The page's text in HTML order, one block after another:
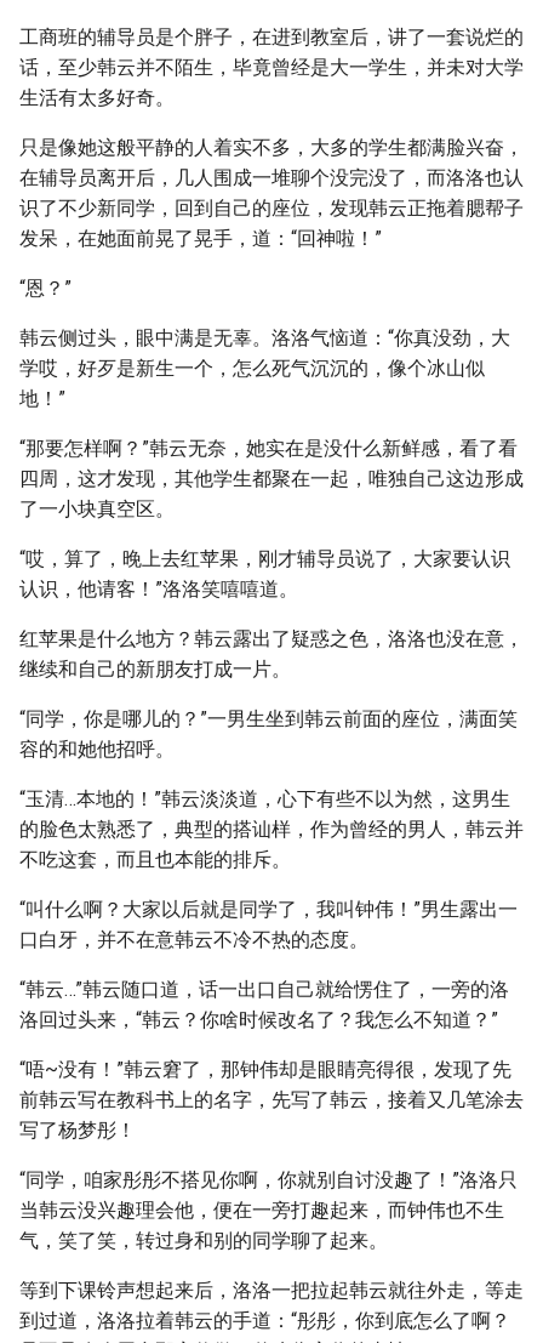
工商班的辅导员是个胖子，在进到教室后，讲了一套说烂的
话，至少韩云并不陌生，毕竟曾经是大一学生，并未对大学
生活有太多好奇。
只是像她这般平静的人着实不多，大多的学生都满脸兴奋，
在辅导员离开后，几人围成一堆聊个没完没了，而洛洛也认
识了不少新同学，回到自己的座位，发现韩云正拖着腮帮子
发呆，在她面前晃了晃手，道：“回神啦！”
“恩？”
韩云侧过头，眼中满是无辜。洛洛气恼道：“你真没劲，大
学哎，好歹是新生一个，怎么死气沉沉的，像个冰山似
地！”
“那要怎样啊？”韩云无奈，她实在是没什么新鲜感，看了看
四周，这才发现，其他学生都聚在一起，唯独自己这边形成
了一小块真空区。
“哎，算了，晚上去红苹果，刚才辅导员说了，大家要认识
认识，他请客！”洛洛笑嘻嘻道。
红苹果是什么地方？韩云露出了疑惑之色，洛洛也没在意，
继续和自己的新朋友打成一片。
“同学，你是哪儿的？”一男生坐到韩云前面的座位，满面笑
容的和她他招呼。
“玉清…本地的！”韩云淡淡道，心下有些不以为然，这男生
的脸色太熟悉了，典型的搭讪样，作为曾经的男人，韩云并
不吃这套，而且也本能的排斥。
“叫什么啊？大家以后就是同学了，我叫钟伟！”男生露出一
口白牙，并不在意韩云不冷不热的态度。
“韩云…”韩云随口道，话一出口自己就给愣住了，一旁的洛
洛回过头来，“韩云？你啥时候改名了？我怎么不知道？”
“唔~没有！”韩云窘了，那钟伟却是眼睛亮得很，发现了先
前韩云写在教科书上的名字，先写了韩云，接着又几笔涂去
写了杨梦彤！
“同学，咱家彤彤不搭见你啊，你就别自讨没趣了！”洛洛只
当韩云没兴趣理会他，便在一旁打趣起来，而钟伟也不生
气，笑了笑，转过身和别的同学聊了起来。
等到下课铃声想起来后，洛洛一把拉起韩云就往外走，等走
到过道，洛洛拉着韩云的手道：“彤彤，你到底怎么了啊？